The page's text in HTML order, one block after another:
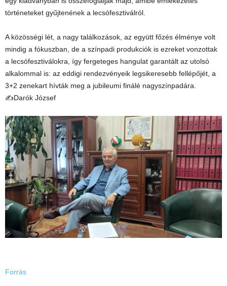
történeteket gyűjtenének a lecsófesztiválról.
A közösségi lét, a nagy találkozások, az együtt főzés élménye volt
mindig a fókuszban, de a színpadi produkciók is ezreket vonzottak
a lecsófesztiválokra, így fergeteges hangulat garantált az utolsó
alkalommal is: az eddigi rendezvényeik legsikeresebb fellépőjét, a
3+2 zenekart hívták meg a jubileumi finálé nagyszínpadára.
✍Darók József
Forrás